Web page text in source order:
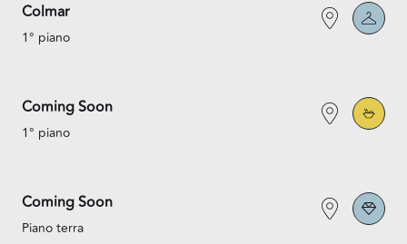
Colmar
1° piano
Coming Soon
1° piano
Coming Soon
Piano terra